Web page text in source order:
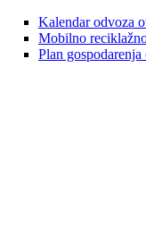
Kalendar odvoza
Mobilno
Plan gospodarenja